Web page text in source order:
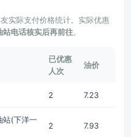
实际支付价格统计。实际优惠
站电话核实后再前往。
已优惠
人次
油价
2 7.23
站(下洋一
2 7.93